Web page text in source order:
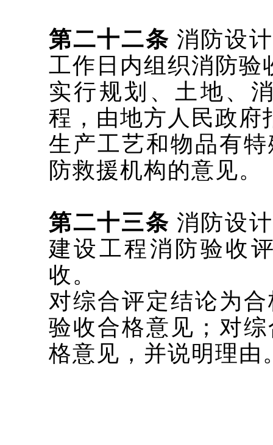
第二十二条 消防设
工作日内组织消防验
实行规划、土地、
程，由地方人民政府
生产工艺和物品有
防救援机构的意见。
第二十三条 消防设
建设工程消防验收
收。
对综合评定结论为
验收合格意见；对
格意见，并说明理由